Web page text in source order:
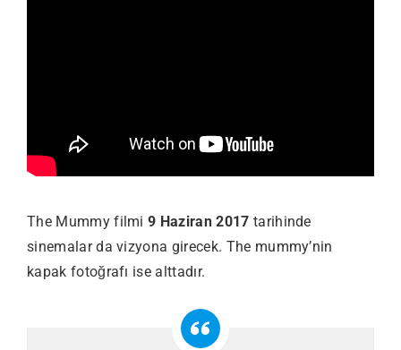
The Mummy filmi9 Haziran 2017 tarihinde
sinemalar da vizyona girecek. The mummy’nin
kapak fotoğrafı ise alttadır.